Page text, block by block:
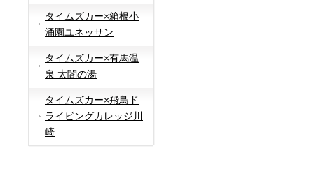
タイムズカー×箱根小
涌園ユネッサン
タイムズカー×有馬温
泉 太閤の湯
タイムズカー×飛鳥ド
ライビングカレッジ川
崎